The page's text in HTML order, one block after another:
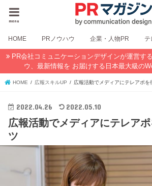
menu
HOME PRノウハウ 企業・人物PR テ
PR会社コミュニケーションデザインが運営す
ウ、最新情報を お届けする日本最大級の
HOME 広報スキルUP 広報活動でメディアにテレアポを
2022.04.26 2022.05.10
広報活動でメディアにテレア
ツ